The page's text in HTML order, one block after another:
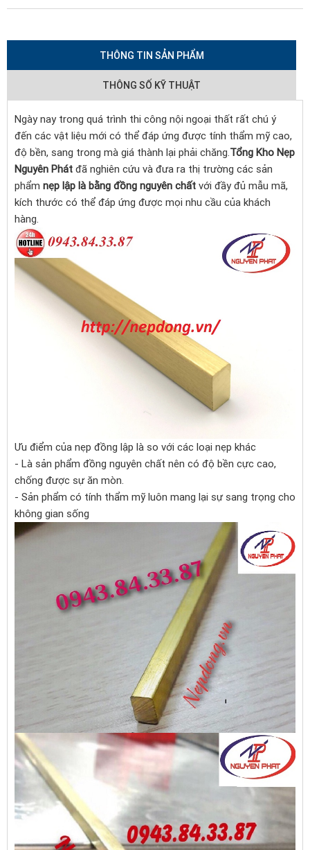
THÔNG TIN SẢN PHẨM
THÔNG SỐ KỸ THUẬT
Ngày nay trong quá trình thi công nội ngoại thất rất chú ý
đến các vật liệu mới có thể đáp ứng được tính thẩm mỹ cao,
độ bền, sang trong mà giá thành lại phải chăng.Tổng Kho Nẹp
Nguyên Phát đã nghiên cứu và đưa ra thị trường các sản
phẩm nẹp lập là bằng đồng nguyên chất với đầy đủ mẫu mã,
kích thước có thể đáp ứng được mọi nhu cầu của khách
hàng.
Ưu điểm của nẹp đồng lập là so với các loại nẹp khác
- Là sản phẩm đồng nguyên chất nên có độ bền cực cao,
chống được sự ăn mòn.
- Sản phẩm có tính thẩm mỹ luôn mang lại sự sang trọng cho
không gian sống